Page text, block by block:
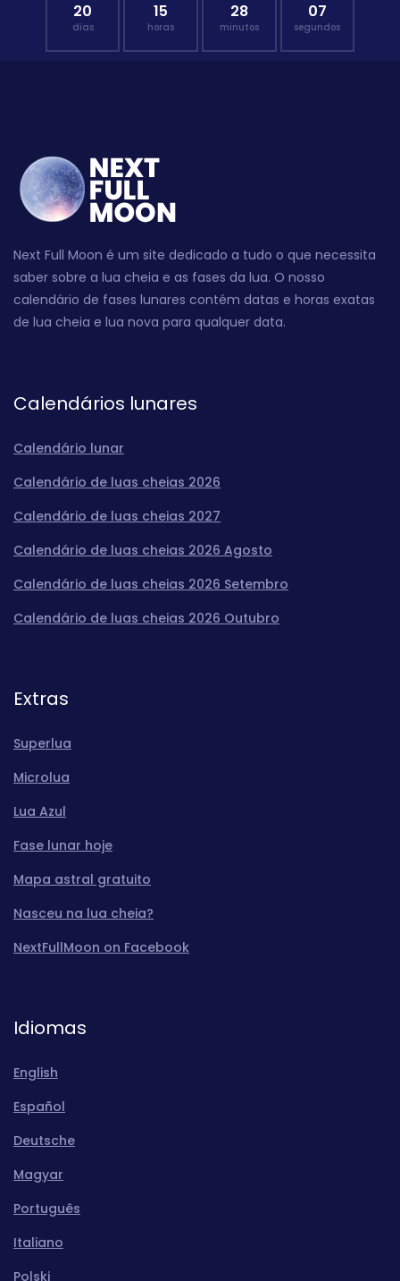
20
dias
15
horas
28
minutos
06
segundos
Next Full Moon é um site dedicado a tudo o que necessita
saber sobre a lua cheia e as fases da lua. O nosso
calendário de fases lunares contém datas e horas exatas
de lua cheia e lua nova para qualquer data.
Calendários lunares
Calendário lunar
Calendário de luas cheias 2026
Calendário de luas cheias 2027
Calendário de luas cheias 2026 Agosto
Calendário de luas cheias 2026 Setembro
Calendário de luas cheias 2026 Outubro
Extras
Superlua
Microlua
Lua Azul
Fase lunar hoje
Mapa astral gratuito
Nasceu na lua cheia?
NextFullMoon on Facebook
Idiomas
English
Español
Deutsche
Magyar
Português
Italiano
Polski